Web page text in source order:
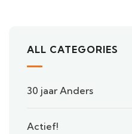
ALL CATEGORIES
30 jaar Anders
Actief!